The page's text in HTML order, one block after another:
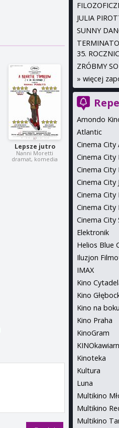
Lepsze jutro
Nanni Moretti
dramat, komedia
JULIA
SUNNY
35.
ZRÓBMY
» więcej
Amondo
Atlantic
Cinema City
Cinema
Cinema City
Cinema City
Cinema
Cinema City
Cinema City
Elektronik
Helios Blue
Iluzjon
IMAX
Kino
Kino
Kino na boku
Kino Praha
KinoGram
Kinoteka
Kultura
Luna
Multikino
Multikino
Multikino